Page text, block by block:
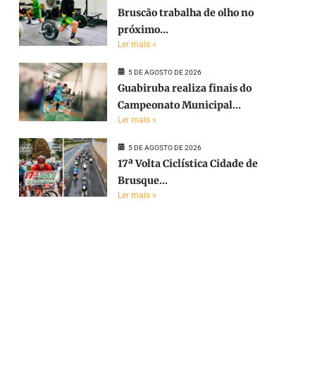
Bruscão trabalha de olho no
próximo...
Ler mais »
5 DE AGOSTO DE 2026
Guabiruba realiza finais do
Campeonato Municipal...
Ler mais »
5 DE AGOSTO DE 2026
17ª Volta Ciclística Cidade de
Brusque...
Ler mais »